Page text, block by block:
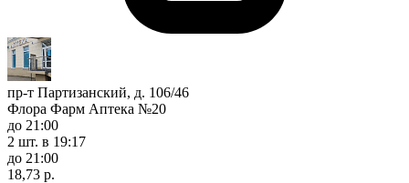
пр-т Партизанский, д. 106/46
Флора Фарм Аптека №20
до 21:00
2 шт. в 19:17
до 21:00
18,73 р.